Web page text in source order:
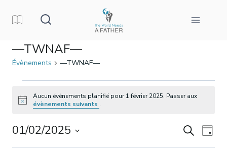
—TWNAF—
Évènements —TWNAF—
Évènements
pour
1
Avis
Aucun évènements planifié pour 1 février 2025. Passer aux
évènements suivants .
Recherche
Jour
01/02/2025
Sélectionnez